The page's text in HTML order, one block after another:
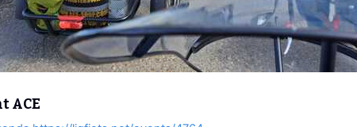
ACE